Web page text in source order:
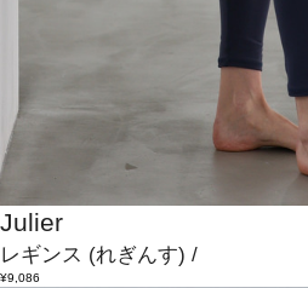
Julier
レギンス (れぎんす) /
¥9,086